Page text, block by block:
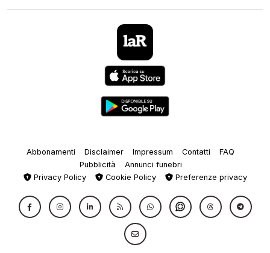
Abbonamenti Disclaimer Impressum Contatti
FAQ
Pubblicità
Annunci funebri
Privacy Policy
Cookie Policy Preferenze privacy